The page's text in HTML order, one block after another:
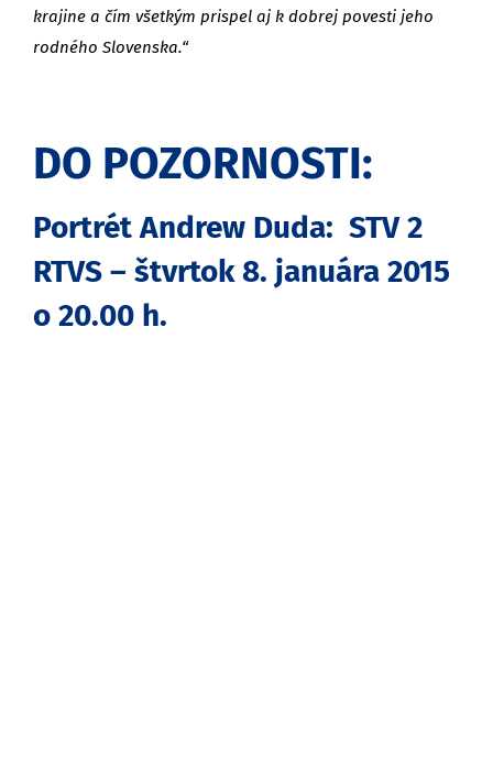
krajine a čím všetkým prispel aj k dobrej povesti jeho
rodného Slovenska.“
DO POZORNOSTI:
Portrét Andrew Duda: STV 2
RTVS – štvrtok 8. januára 2015
o 20.00 h.